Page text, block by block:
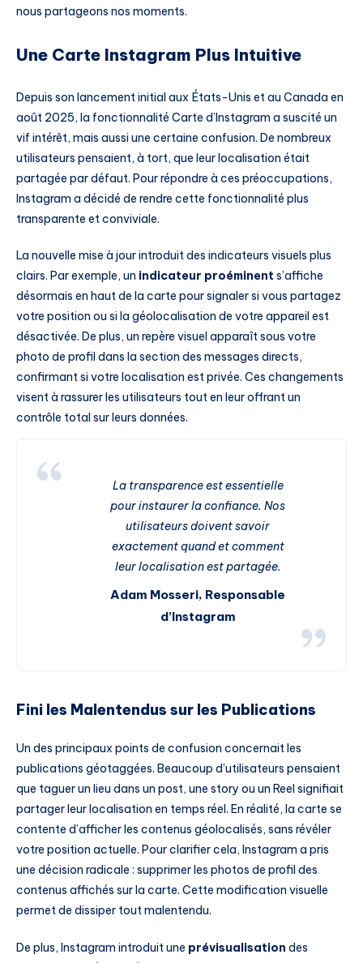
nous partageons nos moments.
Une Carte Instagram Plus Intuitive
Depuis son lancement initial aux États-Unis et au Canada en
août 2025, la fonctionnalité Carte d’Instagram a suscité un
vif intérêt, mais aussi une certaine confusion. De nombreux
utilisateurs pensaient, à tort, que leur localisation était
partagée par défaut. Pour répondre à ces préoccupations,
Instagram a décidé de rendre cette fonctionnalité plus
transparente et conviviale.
La nouvelle mise à jour introduit des indicateurs visuels plus
clairs. Par exemple, un indicateur proéminent s’affiche
désormais en haut de la carte pour signaler si vous partagez
votre position ou si la géolocalisation de votre appareil est
désactivée. De plus, un repère visuel apparaît sous votre
photo de profil dans la section des messages directs,
confirmant si votre localisation est privée. Ces changements
visent à rassurer les utilisateurs tout en leur offrant un
contrôle total sur leurs données.
La transparence est essentielle
pour instaurer la confiance. Nos
utilisateurs doivent savoir
exactement quand et comment
leur localisation est partagée.
Adam Mosseri, Responsable
d’Instagram
Fini les Malentendus sur les Publications
Un des principaux points de confusion concernait les
publications géotaggées. Beaucoup d’utilisateurs pensaient
que taguer un lieu dans un post, une story ou un Reel signifiait
partager leur localisation en temps réel. En réalité, la carte se
contente d’afficher les contenus géolocalisés, sans révéler
votre position actuelle. Pour clarifier cela, Instagram a pris
une décision radicale : supprimer les photos de profil des
contenus affichés sur la carte. Cette modification visuelle
permet de dissiper tout malentendu.
De plus, Instagram introduit une prévisualisation des